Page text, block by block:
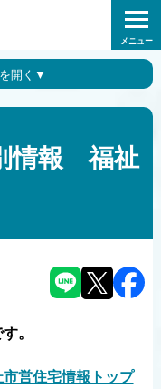
メニュー
情報 福祉
。
市営住宅情報トップ